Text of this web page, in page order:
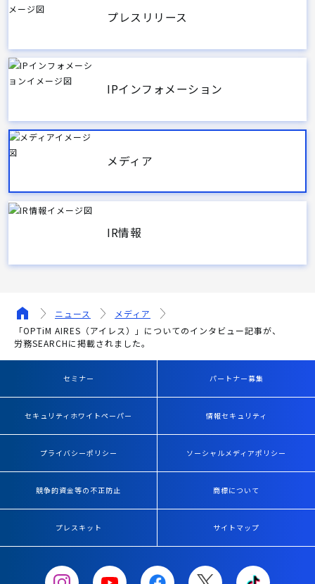
プレスリリース
IPインフォメーション
メディア
IR情報
ニュース
メディア
「OPTiM AIRES（アイレス）」についてのインタビュー記事が、
労務SEARCHに掲載されました。
セミナー パートナー募集
セキュリティホワイトペーパー 情報セキュリティ
プライバシーポリシー ソーシャルメディアポリシー
競争的資金等の不正防止 商標について
プレスキット サイトマップ